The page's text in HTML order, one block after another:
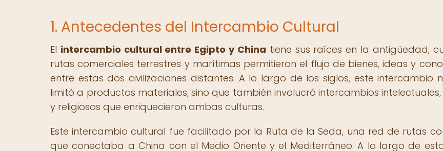
1. Antecedentes del Intercambio Cultural
El intercambio cultural entre Egipto y China tiene sus raíces en la antigüedad,
rutas comerciales terrestres y marítimas permitieron el flujo de bienes, ideas y
entre estas dos civilizaciones distantes. A lo largo de los siglos, este intercambio
limitó a productos materiales, sino que también involucró intercambios
y religiosos que enriquecieron ambas culturas.
Este intercambio cultural fue facilitado por la Ruta de la Seda, una red de rutas
que conectaba a China con el Medio Oriente y el Mediterráneo. A lo largo de